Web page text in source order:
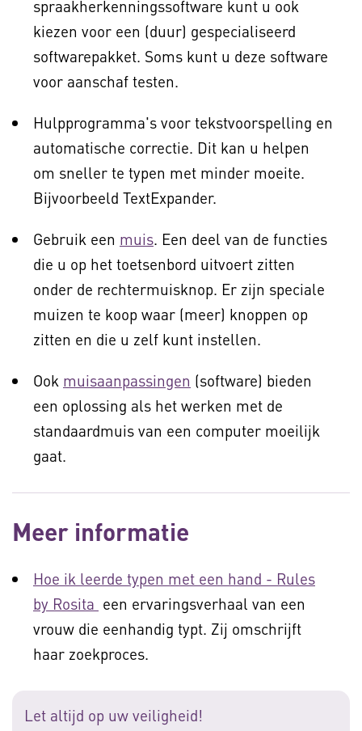
spraakherkenningssoftware kunt u ook
kiezen voor een (duur) gespecialiseerd
softwarepakket. Soms kunt u deze software
voor aanschaf testen.
Hulpprogramma's voor tekstvoorspelling en
automatische correctie. Dit kan u helpen
om sneller te typen met minder moeite.
Bijvoorbeeld TextExpander.
Gebruik een muis. Een deel van de functies
die u op het toetsenbord uitvoert zitten
onder de rechtermuisknop. Er zijn speciale
muizen te koop waar (meer) knoppen op
zitten en die u zelf kunt instellen.
Ook muisaanpassingen (software) bieden
een oplossing als het werken met de
standaardmuis van een computer moeilijk
gaat.
Meer informatie
Hoe ik leerde typen met een hand - Rules
by Rosita een ervaringsverhaal van een
vrouw die eenhandig typt. Zij omschrijft
haar zoekproces.
Let altijd op uw veiligheid!